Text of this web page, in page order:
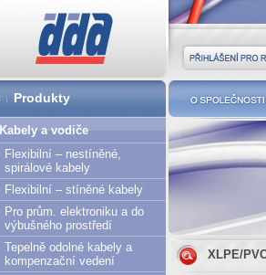
XLPE/
O
Produkty
Kabely a vodiče
Flexibilní – nestíněné,
spirálové kabely
Flexibilní – stíněné kabely
Pro prům. elektroniku a do
výbušného prostředí
Tepelně odolné kabely a
kompenzační vedení
Přihlášení pro